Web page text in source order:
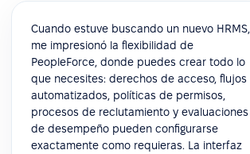
Cuando estuve buscando un nuevo HRMS,
me impresionó la flexibilidad de
PeopleForce, donde puedes crear todo lo
que necesites: derechos de acceso, flujos
automatizados, políticas de permisos,
procesos de reclutamiento y evaluaciones
de desempeño pueden configurarse
exactamente como requieras. La interfaz